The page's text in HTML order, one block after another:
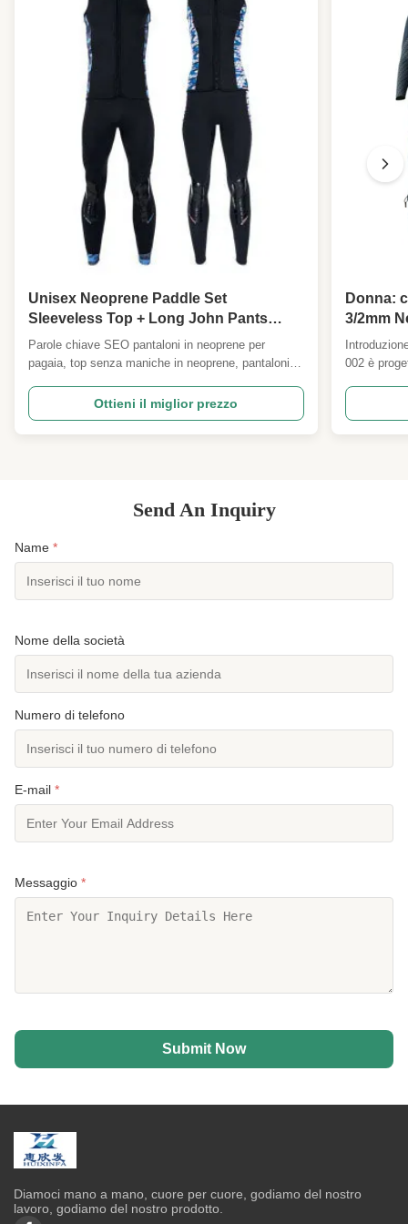
Unisex Neoprene Paddle Set
Sleeveless Top + Long John Pants
Reinforced Knees Kayak SUP Dragon
Boat Rowing
Parole chiave SEO pantaloni in neoprene per
pagaia, top senza maniche in neoprene, pantaloni
SUP, attrezzatura per dragon boat, muta da
canottaggio, ginocchiere rinforzate, neoprene da 2
mm, neoprene da 3 mm, UPF 50+, neoprene
Ottieni il miglior prezzo
Donna:
3/2mm
pannelli
cerniera
002 è
grigio e
intera offre
Send An Inquiry
Name *
Nome della società
Numero di telefono
E-mail *
Messaggio *
Submit Now
Diamoci mano a mano, cuore per cuore, godiamo del nostro
lavoro, godiamo del nostro prodotto.